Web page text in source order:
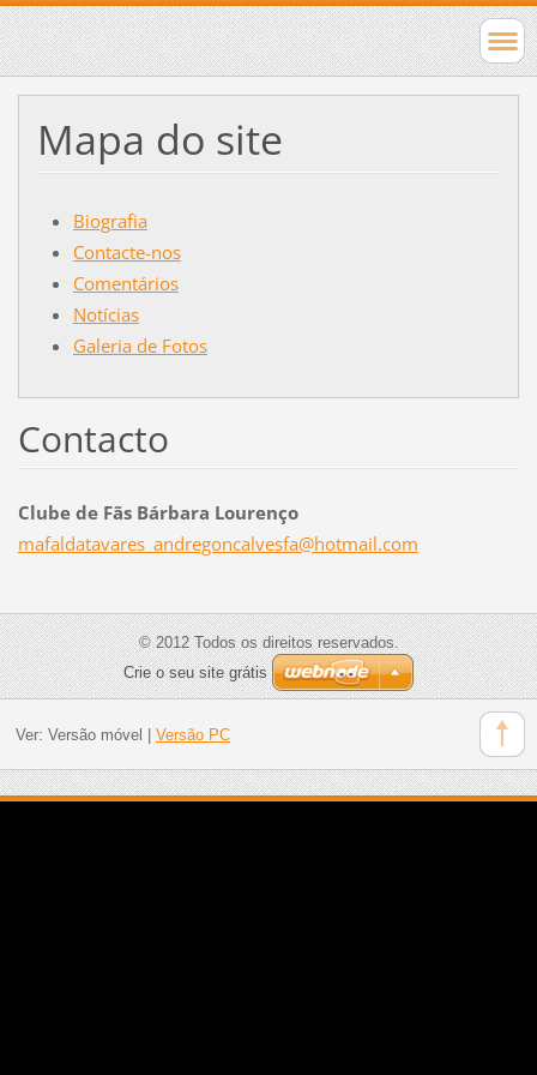
Mapa do site
Biografia
Contacte-nos
Comentários
Notícias
Galeria de Fotos
Contacto
Clube de Fãs Bárbara Lourenço
mafaldatavares_andregoncalvesfa@hotmail.com
© 2012 Todos os direitos reservados.
Crie o seu site grátis
Ver: Versão móvel Versão PC